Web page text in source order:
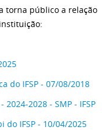
torna público a relação
do IFSP - 07/08/2018
2028 - SMP - IFSP
do IFSP - 10/04/2025